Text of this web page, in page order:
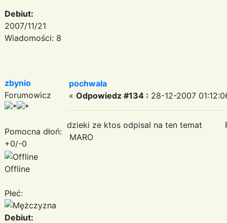
Debiut:
2007/11/21
Wiadomości: 8
zbynio
Forumowicz
Pomocna dłoń:
+0/-0
Offline
Płeć:
Debiut:
pochwala
« Odpowiedz #134 : 28-12-2007
dzieki ze ktos odpisal na ten temat
MARO